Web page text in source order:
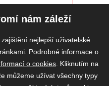
nám záleží
nejlepší uživatelské
Podrobné informace o
o cookies . Kliknutím na
můžeme užívat všechny typy